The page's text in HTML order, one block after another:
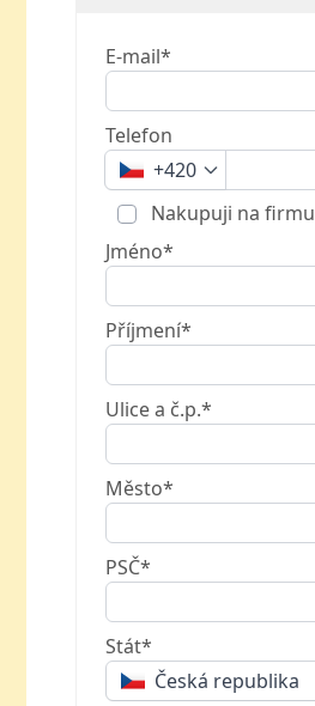
E-mail*
Telefon
+420
Nakupuji na firmu
Jméno*
Příjmení*
Ulice a č.p.*
Město*
PSČ*
Stát*
Česká republika